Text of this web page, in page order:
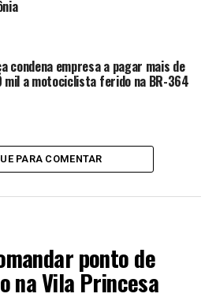
condena empresa a pagar mais de
mil a motociclista ferido na BR-364
PARA COMENTAR
ponto de
na Vila Princesa